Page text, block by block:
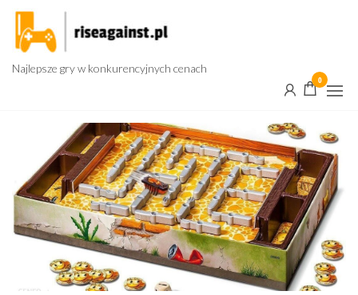
Przejdź
treści
Najlepsze gry w konkurencyjnych cenach
0